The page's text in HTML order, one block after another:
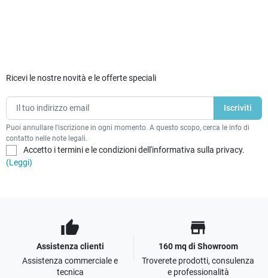
Ricevi le nostre novità e le offerte speciali
Puoi annullare l'iscrizione in ogni momento. A questo scopo, cerca le info di
contatto nelle note legali.
Accetto i termini e le condizioni dell'informativa sulla privacy.
(Leggi)
thumb_up
Assistenza clienti
Assistenza commerciale e
tecnica
store
160 mq di Showroom
Troverete prodotti, consulenza
e professionalità